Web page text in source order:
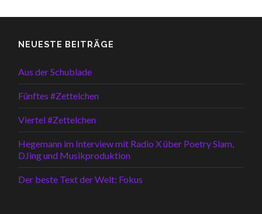
NEUESTE BEITRÄGE
Aus der Schublade
Fünftes #Zettelchen
Viertel #Zettelchen
Hegemann im Interview mit Radio X über Poetry Slam,
DJing und Musikproduktion
Der beste Text der Welt: Fokus